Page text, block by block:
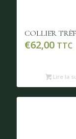
COLLIER
€62,00 TTC
Lire la